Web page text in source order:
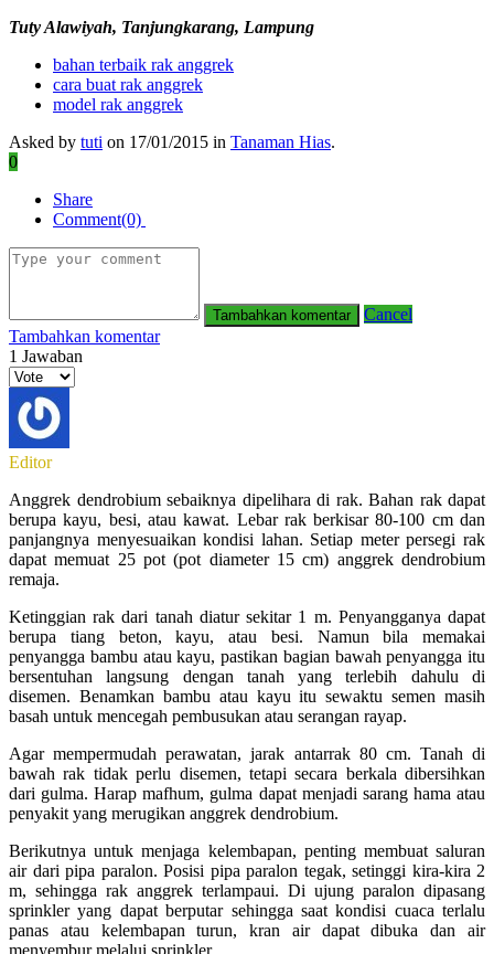
Tuty Alawiyah, Tanjungkarang, Lampung
bahan terbaik rak anggrek
cara buat rak anggrek
model rak anggrek
Asked by tuti on 17/01/2015 in Tanaman Hias.
0
Share
Comment(0)
Cancel
Tambahkan komentar
1 Jawaban
Editor
Anggrek dendrobium sebaiknya dipelihara di rak. Bahan rak dapat
berupa kayu, besi, atau kawat. Lebar rak berkisar 80-100 cm dan
panjangnya menyesuaikan kondisi lahan. Setiap meter persegi rak
dapat memuat 25 pot (pot diameter 15 cm) anggrek dendrobium
remaja.
Ketinggian rak dari tanah diatur sekitar 1 m. Penyangganya dapat
berupa tiang beton, kayu, atau besi. Namun bila memakai
penyangga bambu atau kayu, pastikan bagian bawah penyangga itu
bersentuhan langsung dengan tanah yang terlebih dahulu di
disemen. Benamkan bambu atau kayu itu sewaktu semen masih
basah untuk mencegah pembusukan atau serangan rayap.
Agar mempermudah perawatan, jarak antarrak 80 cm. Tanah di
bawah rak tidak perlu disemen, tetapi secara berkala dibersihkan
dari gulma. Harap mafhum, gulma dapat menjadi sarang hama atau
penyakit yang merugikan anggrek dendrobium.
Berikutnya untuk menjaga kelembapan, penting membuat saluran
air dari pipa paralon. Posisi pipa paralon tegak, setinggi kira-kira 2
m, sehingga rak anggrek terlampaui. Di ujung paralon dipasang
sprinkler yang dapat berputar sehingga saat kondisi cuaca terlalu
panas atau kelembapan turun, kran air dapat dibuka dan air
menyembur melalui sprinkler.